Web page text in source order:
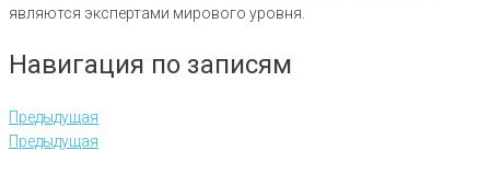
являются экспертами мирового уровня.
Навигация по записям
Предыдущая
Предыдущая